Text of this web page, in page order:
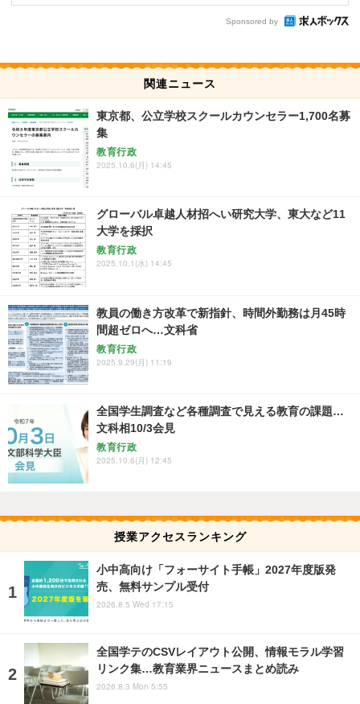
Sponsored by
関連ニュース
東京都、公立学校スクールカウンセラー1,700名募
集
教育行政
2025.10.6(月) 14:45
グローバル卓越人材招へい研究大学、東大など11
大学を採択
教育行政
2025.10.1(水) 14:45
教員の働き方改革で新指針、時間外勤務は月45時
間超ゼロへ…文科省
教育行政
2025.9.29(月) 11:19
全国学生調査など各種調査で見える教育の課題…
文科相10/3会見
教育行政
2025.10.6(月) 12:45
授業アクセスランキング
小中高向け「フォーサイト手帳」2027年度版発
売、無料サンプル受付
2026.8.5 Wed 17:15
全国学テのCSVレイアウト公開、情報モラル学習
リンク集…教育業界ニュースまとめ読み
2026.8.3 Mon 5:55